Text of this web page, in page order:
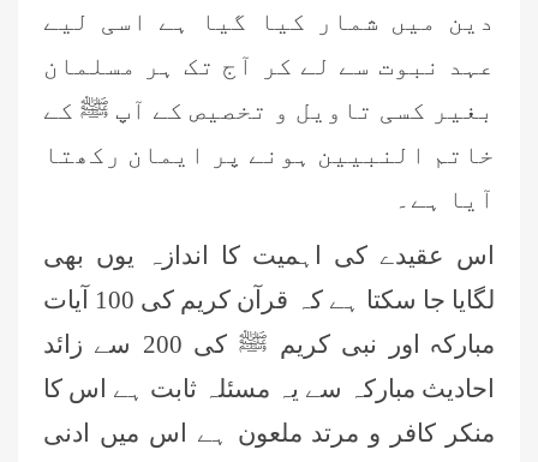
دین میں شمار کیا گیا ہے اسی لیے
عہد نبوت سے لے کر آج تک ہر مسلمان
بغیر کسی تاویل و تخصیص کے آپ ﷺ کے
خاتم النبیین ہونے پر ایمان رکھتا
آیا ہے۔
اس عقیدے کی اہمیت کا اندازہ یوں بھی
لگایا جا سکتا ہے کہ قرآن کریم کی 100 آیات
مبارکہ اور نبی کریم ﷺ کی 200 سے زائد
احادیث مبارکہ سے یہ مسئلہ ثابت ہے اس کا
منکر کافر و مرتد ملعون ہے اس میں ادنی